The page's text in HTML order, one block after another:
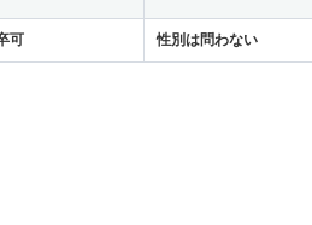
可 性別は問わない